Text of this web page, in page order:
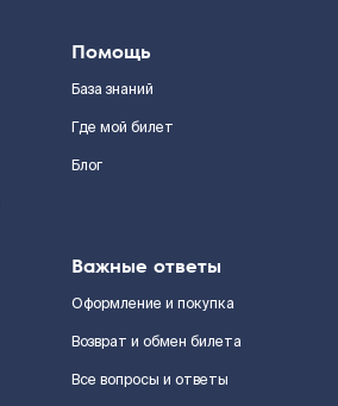
Помощь
База знаний
Где мой билет
Блог
Важные ответы
Оформление и покупка
Возврат и обмен билета
Все вопросы и ответы